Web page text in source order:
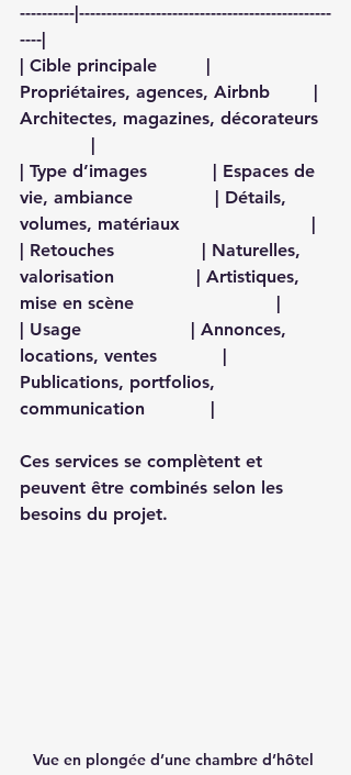
----------|----------------------------------------------
----|
| Cible principale         |
Propriétaires, agences, Airbnb        |
Architectes, magazines, décorateurs
             |
| Type d’images            | Espaces de
vie, ambiance               | Détails,
volumes, matériaux                        |
| Retouches                | Naturelles,
valorisation               | Artistiques,
mise en scène                          |
| Usage                    | Annonces,
locations, ventes            |
Publications, portfolios,
communication            |
Ces services se complètent et
peuvent être combinés selon les
besoins du projet.
Vue en plongée d’une chambre d’hôtel